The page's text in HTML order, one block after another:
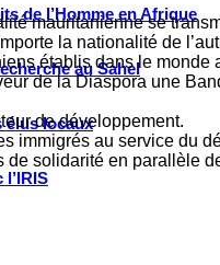
de l’Homme en Afrique
au Sahel
élus locaux
mauritanienne se
la nationalité de
établis dans le
de la Diaspora une
de développement.
immigrés au service du
de solidarité en parallèle